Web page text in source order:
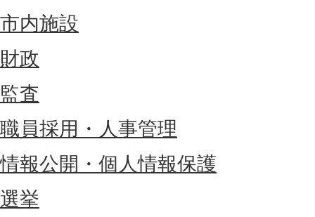
市内施設
財政
監査
職員採用・人事管理
情報公開・個人情報保護
選挙